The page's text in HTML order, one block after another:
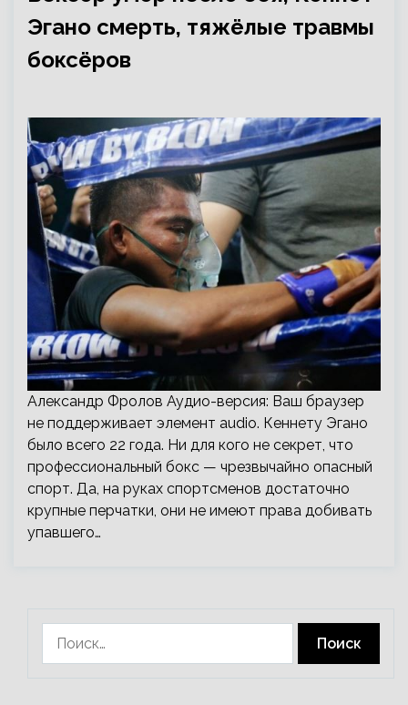
Эгано смерть, тяжёлые травмы
боксёров
Александр Фролов Аудио-версия: Ваш браузер
не поддерживает элемент audio. Кеннету Эгано
было всего 22 года. Ни для кого не секрет, что
профессиональный бокс — чрезвычайно опасный
спорт. Да, на руках спортсменов достаточно
крупные перчатки, они не имеют права добивать
упавшего…